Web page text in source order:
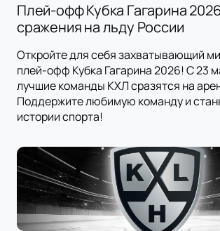
Плей-офф Кубка Гагарина
сражения на льду России
Откройте для себя захватывающий
плей-офф Кубка Гагарина 2026! С 23
лучшие команды КХЛ сразятся на
Поддержите любимую команду и
истории спорта!